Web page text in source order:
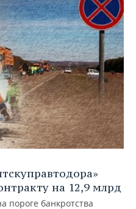
на 12,9 млрд
пороге банкротства